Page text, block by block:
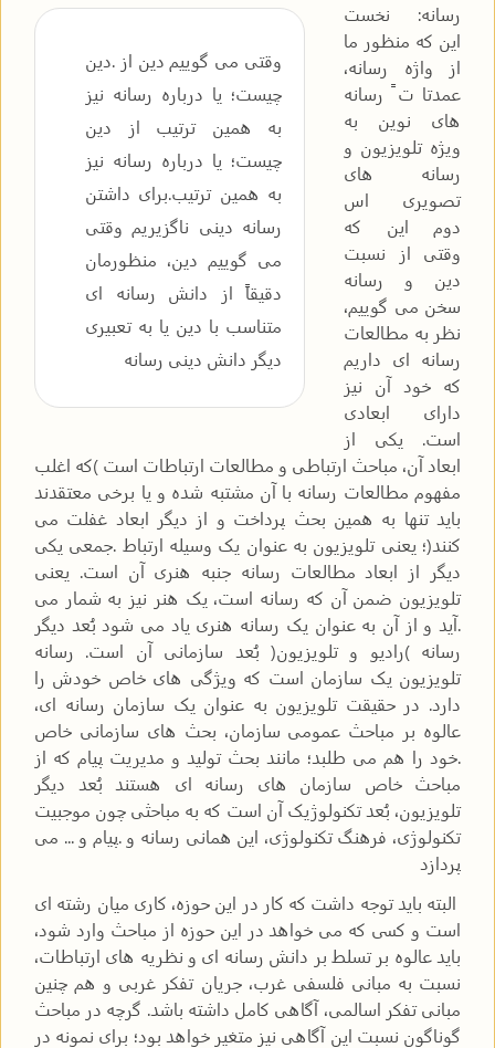
وقتی می گوییم دین از .دین
چیست؛ یا درباره رسانه نیز
به همین ترتیب از دین
چیست؛ یا درباره رسانه نیز
به همین ترتیب.برای داشتن
رسانه دینی ناگزیریم وقتی
می گوییم دین، منظورمان
دقیقاً از دانش رسانه ای
متناسب با دین یا به تعبیری
دیگر دانش دینی رسانه
رسانه: نخست
این که منظور ما
از واژه رسانه،
عمدتا ت ً رسانه
های نوین به
ویژه تلویزیون و
رسانه های
تصویری اس
دوم این که
وقتی از نسبت
دین و رسانه
سخن می گوییم،
نظر به مطالعات
رسانه ای داریم
که خود آن نیز
دارای ابعادی
است. یکی از
ابعاد آن، مباحث ارتباطی و مطالعات ارتباطات است )که اغلب
مفهوم مطالعات رسانه با آن مشتبه شده و یا برخی معتقدند
باید تنها به همین بحث پرداخت و از دیگر ابعاد غفلت می
کنند(؛ یعنی تلویزیون به عنوان یک وسیله ارتباط .جمعی یکی
دیگر از ابعاد مطالعات رسانه جنبه هنری آن است. یعنی
تلویزیون ضمن آن که رسانه است، یک هنر نیز به شمار می
.آید و از آن به عنوان یک رسانه هنری یاد می شود بُعد دیگر
رسانه )رادیو و تلویزیون( بُعد سازمانی آن است. رسانه
تلویزیون یک سازمان است که ویژگی های خاص خودش را
دارد. در حقیقت تلویزیون به عنوان یک سازمان رسانه ای،
عالوه بر مباحث عمومی سازمان، بحث های سازمانی خاص
.خود را هم می طلبد؛ مانند بحث تولید و مدیریت پیام که از
مباحث خاص سازمان های رسانه ای هستند بُعد دیگر
تلویزیون، بُعد تکنولوژیک آن است که به مباحثی چون موجبیت
تکنولوژی، فرهنگ تکنولوژی، این همانی رسانه و .پیام و ... می
پردازد
البته باید توجه داشت که کار در این حوزه، کاری میان رشته ای
است و کسی که می خواهد در این حوزه از مباحث وارد شود،
باید عالوه بر تسلط بر دانش رسانه ای و نظریه های ارتباطات،
نسبت به مبانی فلسفی غرب، جریان تفکر غربی و هم چنین
مبانی تفکر اسالمی، آگاهی کامل داشته باشد. گرچه در مباحث
گوناگون نسبت این آگاهی نیز متغیر خواهد بود؛ برای نمونه در